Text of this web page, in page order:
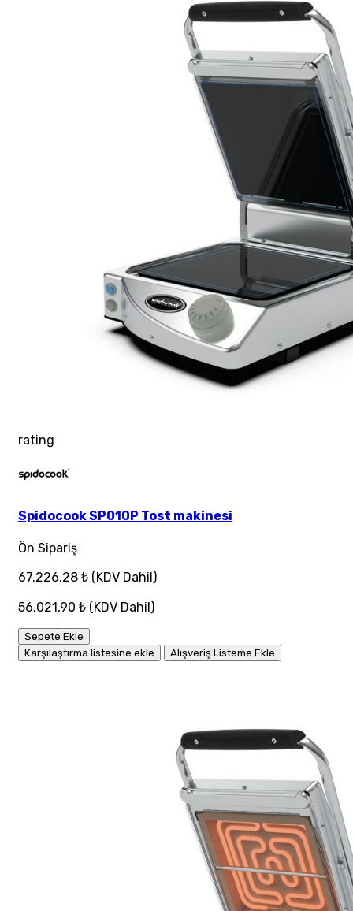
rating
Spidocook SP010P Tost makinesi
Ön Sipariş
67.226,28 ₺ (KDV Dahil)
56.021,90 ₺ (KDV Dahil)
Sepete Ekle
Karşılaştırma listesine ekle
Alışveriş Listeme Ekle